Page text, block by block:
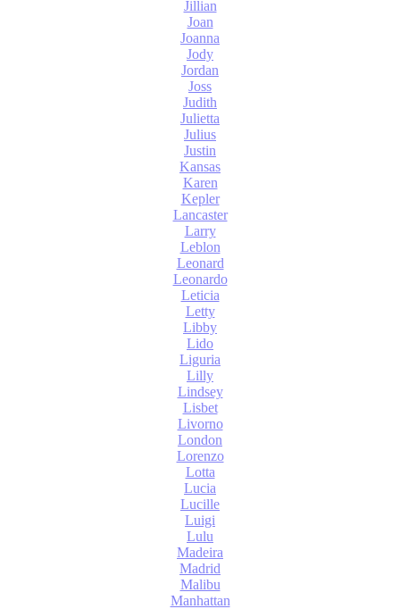
Jillian
Joan
Joanna
Jody
Jordan
Joss
Judith
Julietta
Julius
Justin
Kansas
Karen
Kepler
Lancaster
Larry
Leblon
Leonard
Leonardo
Leticia
Letty
Libby
Lido
Liguria
Lilly
Lindsey
Lisbet
Livorno
London
Lorenzo
Lotta
Lucia
Lucille
Luigi
Lulu
Madeira
Madrid
Malibu
Manhattan